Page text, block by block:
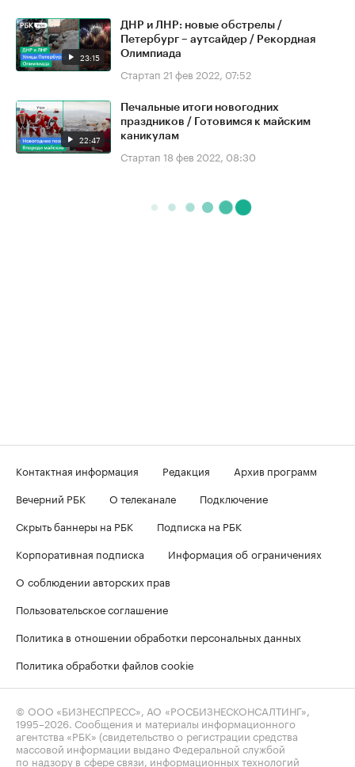
23:15
ДНР и ЛНР: новые обстрелы /
Петербург – аутсайдер / Рекордная
Олимпиада
Стартап 21 фев 2022, 07:52
22:47
Печальные итоги новогодних
праздников / Готовимся к майским
каникулам
Стартап 18 фев 2022, 08:30
Контактная информация Редакция
Архив программ
Вечерний РБК
О телеканале
Подключение
Скрыть баннеры на РБК
Подписка на РБК
Корпоративная подписка
Информация об ограничениях
О соблюдении авторских прав
Пользовательское соглашение
Политика в отношении обработки персональных данных
Политика обработки файлов cookie
© ООО «БИЗНЕСПРЕСС», АО «РОСБИЗНЕСКОНСАЛТИНГ»,
1995–2026 . Сообщения и материалы информационного
агентства «РБК» (свидетельство о регистрации средства
массовой информации выдано Федеральной службой
по надзору в сфере связи, информационных технологий